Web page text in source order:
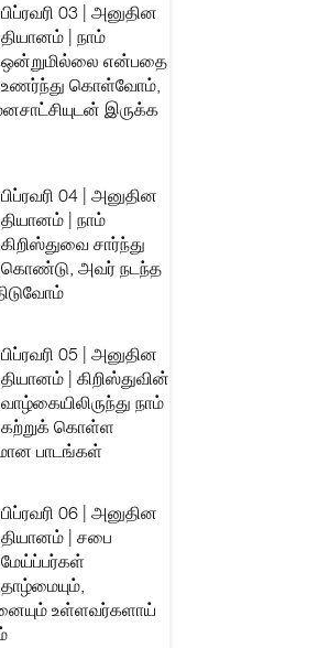
பிப்ரவரி 03 | அனுதின
தியானம் | நாம்
ஒன்றுமில்லை என்பதை
உணர்ந்து கொள்வோம்,
இருக்க
பிப்ரவரி 04 | அனுதின
தியானம் | நாம்
கிறிஸ்துவை சார்ந்து
கொண்டு, அவர் நடந்த
பிப்ரவரி 05 | அனுதின
தியானம் | கிறிஸ்துவின்
வாழ்கையிலிருந்து நாம்
கற்றுக் கொள்ள
பாடங்கள்
பிப்ரவரி 06 | அனுதின
தியானம் | சபை
மேய்ப்பர்கள்
தாழ்மையும்,
உள்ளவர்களாய்